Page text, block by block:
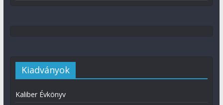
Kiadványok
Kaliber Évkönyv